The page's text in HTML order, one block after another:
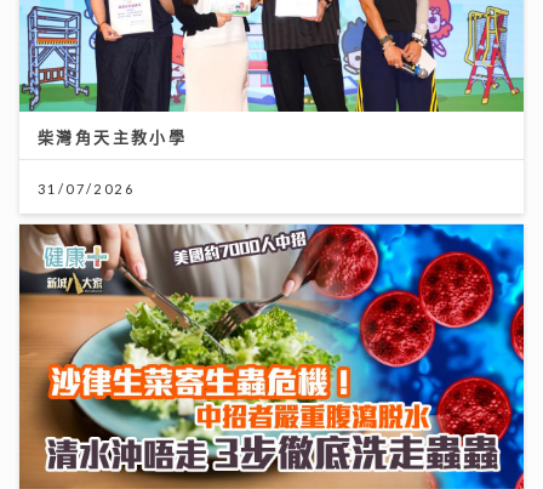
柴灣角天主教小學
31/07/2026